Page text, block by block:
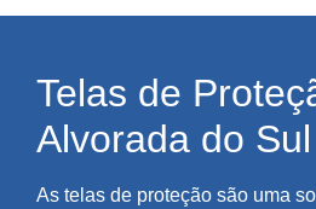
Telas de
Alvorada do Sul
As telas de proteção são uma